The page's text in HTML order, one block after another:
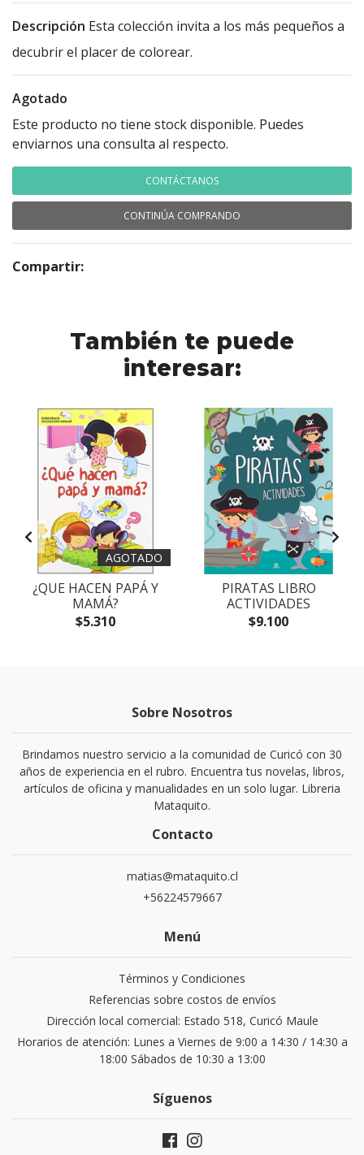
Descripción Esta colección invita a los más pequeños a
decubrir el placer de colorear.
Agotado
Este producto no tiene stock disponible. Puedes
enviarnos una consulta al respecto.
CONTÁCTANOS
CONTINÚA COMPRANDO
Compartir:
También te puede
interesar:
AGOTADO
¿QUE HACEN PAPÁ Y
MAMÁ?
$5.310
PIRATAS LIBRO
ACTIVIDADES
$9.100
Sobre Nosotros
Brindamos nuestro servicio a la comunidad de Curicó con 30
años de experiencia en el rubro. Encuentra tus novelas, libros,
artículos de oficina y manualidades en un solo lugar. Libreria
Mataquito.
Contacto
matias@mataquito.cl
+56224579667
Menú
Términos y Condiciones
Referencias sobre costos de envíos
Dirección local comercial: Estado 518, Curicó Maule
Horarios de atención: Lunes a Viernes de 9:00 a 14:30 / 14:30 a
18:00 Sábados de 10:30 a 13:00
Síguenos